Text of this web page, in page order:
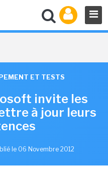
ET TESTS
invite les
à jour leurs
le 06 Novembre 2012